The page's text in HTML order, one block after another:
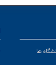
ها